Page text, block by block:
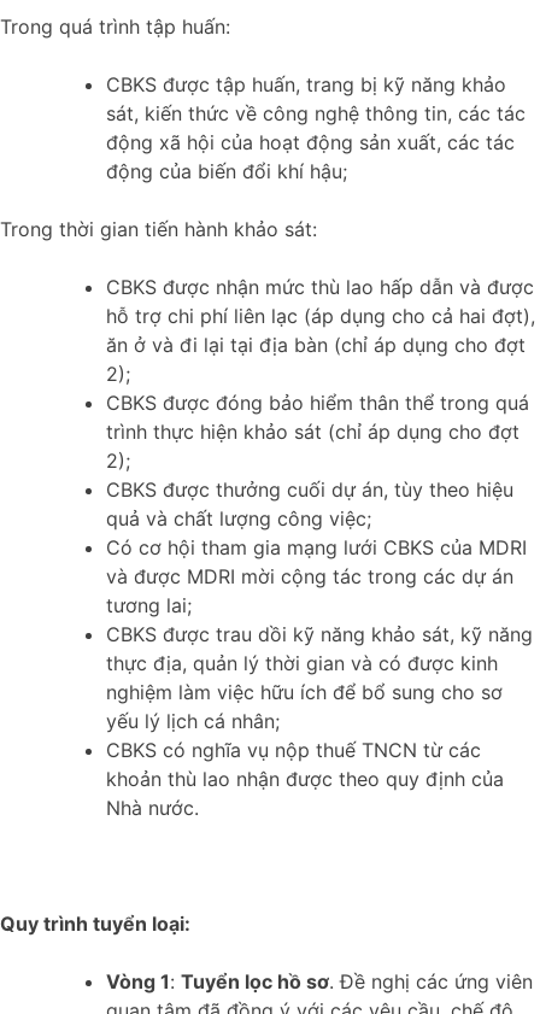
Trong quá trình tập huấn:
CBKS được tập huấn, trang bị kỹ năng khảo
sát, kiến thức về công nghệ thông tin, các tác
động xã hội của hoạt động sản xuất, các tác
động của biến đổi khí hậu;
Trong thời gian tiến hành khảo sát:
CBKS được nhận mức thù lao hấp dẫn và được
hỗ trợ chi phí liên lạc (áp dụng cho cả hai đợt),
ăn ở và đi lại tại địa bàn (chỉ áp dụng cho đợt
2);
CBKS được đóng bảo hiểm thân thể trong quá
trình thực hiện khảo sát (chỉ áp dụng cho đợt
2);
CBKS được thưởng cuối dự án, tùy theo hiệu
quả và chất lượng công việc;
Có cơ hội tham gia mạng lưới CBKS của MDRI
và được MDRI mời cộng tác trong các dự án
tương lai;
CBKS được trau dồi kỹ năng khảo sát, kỹ năng
thực địa, quản lý thời gian và có được kinh
nghiệm làm việc hữu ích để bổ sung cho sơ
yếu lý lịch cá nhân;
CBKS có nghĩa vụ nộp thuế TNCN từ các
khoản thù lao nhận được theo quy định của
Nhà nước.
Quy trình tuyển loại:
Vòng 1: Tuyển lọc hồ sơ. Đề nghị các ứng viên